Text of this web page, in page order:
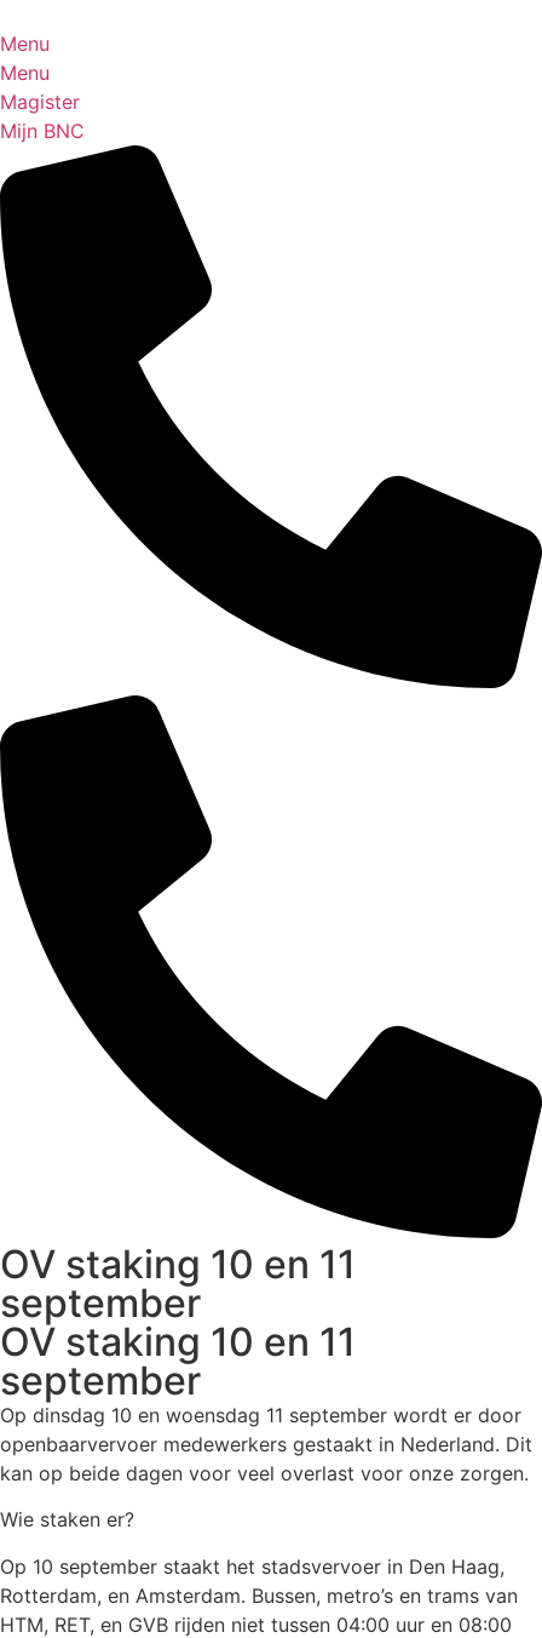
naar
de
inhoud
Menu
Menu
Magister
Mijn BNC
OV staking 10 en 11
september
OV staking 10 en 11
september
Op dinsdag 10 en woensdag 11 september wordt er door
openbaarvervoer medewerkers gestaakt in Nederland. Dit
kan op beide dagen voor veel overlast voor onze zorgen.
Wie staken er?
Op 10 september staakt het stadsvervoer in Den Haag,
Rotterdam, en Amsterdam. Bussen, metro’s en trams van
HTM, RET, en GVB rijden niet tussen 04:00 uur en 08:00